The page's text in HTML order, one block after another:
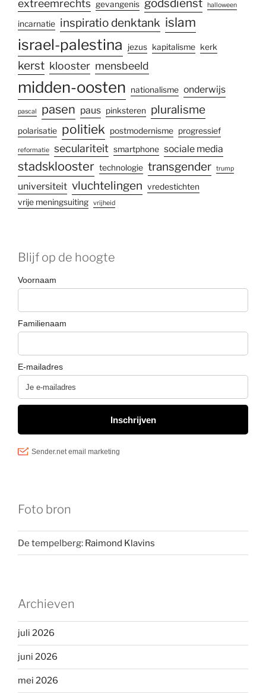
extreemrechts gevangenis godsdienst halloween
incarnatie inspiratio denktank islam
israel-palestina jezus kapitalisme kerk
kerst klooster mensbeeld
midden-oosten nationalisme onderwijs
pascal pasen paus pinksteren pluralisme
polarisatie politiek postmodernisme progressief
reformatie seculariteit smartphone sociale media
stadsklooster technologie transgender trump
universiteit vluchtelingen vredestichten
vrije meningsuiting
vrijheid
Blijf op de hoogte
Foto bron
De tempelberg: Raimond Klavins
Archieven
juli 2026
juni 2026
mei 2026